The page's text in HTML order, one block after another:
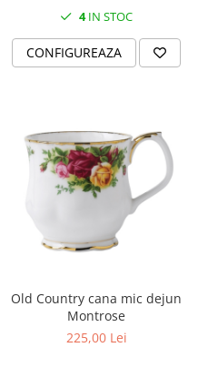
4IN STOC
CONFIGUREAZA
Old Country cana mic dejun
Montrose
225,00 Lei